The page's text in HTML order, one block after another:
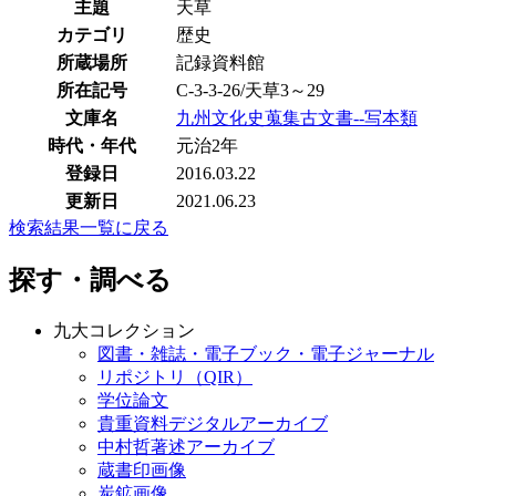
主題
天草
カテゴリ
歴史
所蔵場所
記録資料館
所在記号
C-3-3-26/天草3～29
文庫名
九州文化史蒐集古文書--写本類
時代・年代
元治2年
登録日
2016.03.22
更新日
2021.06.23
検索結果一覧に戻る
探す・調べる
九大コレクション
図書・雑誌・電子ブック・電子ジャーナル
リポジトリ（QIR）
学位論文
貴重資料デジタルアーカイブ
中村哲著述アーカイブ
蔵書印画像